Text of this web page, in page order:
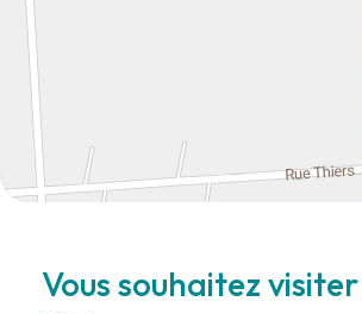
Vous souhaitez